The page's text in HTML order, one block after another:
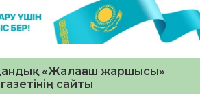
«Жалағаш жаршысы»
газетінің сайты